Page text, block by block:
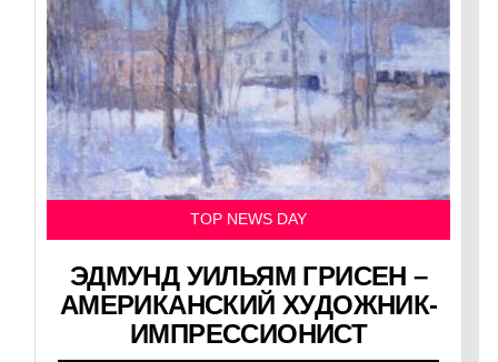
TOP NEWS DAY
ЭДМУНД УИЛЬЯМ ГРИСЕН –
АМЕРИКАНСКИЙ ХУДОЖНИК-
ИМПРЕССИОНИСТ